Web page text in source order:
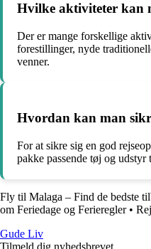
Hvilke aktiviteter kan
Der er mange forskellige
forestillinger, nyde
venner.
Hvordan kan man
For at sikre sig en god
pakke passende tøj og
Fly til Malaga – Find de bedste
om Feriedage og Ferieregler•
Gude Liv
Tilmeld dig nyhedsbrevet